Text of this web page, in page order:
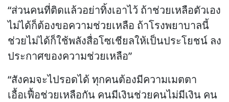
“ส่วนคนที่ติดแล้วอย่าทิ้งเอาไว้ ถ้าช่วยเหลือตัวเอง
ไม่ได้ก็ต้องขอความช่วยเหลือ ถ้าโรงพยาบาลนี้
ช่วยไม่ได้ก็ใช้พลังสื่อโซเชียลให้เป็นประโยชน์ ลง
ประกาศของความช่วยเหลือ”
“สังคมจะไปรอดได้ ทุกคนต้องมีความเมตตา
เอื้อเฟื้อช่วยเหลือกัน คนมีเงินช่วยคนไม่มีเงิน คน